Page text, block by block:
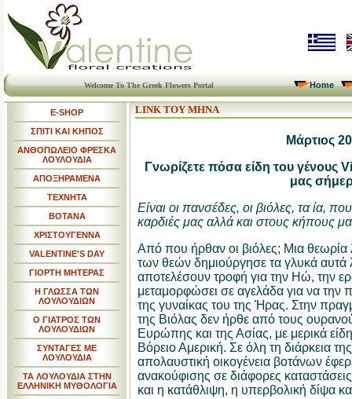
Welcome To The Greek Flowers Portal Home
E-SHOP
ΣΠΙΤΙ ΚΑΙ ΚΗΠΟΣ
ΑΝΘΟΠΩΛΕΙΟ ΦΡΕΣΚΑ
ΛΟΥΛΟΥΔΙΑ
ΑΠΟΞΗΡΑΜΕΝΑ
ΤΕΧΝΗΤΑ
ΒΟΤΑΝΑ
ΧΡΙΣΤΟΥΓΕΝΝΑ
VALENTINE'S DAY
ΓΙΟΡΤΗ ΜΗΤΕΡΑΣ
Η ΓΛΩΣΣΑ ΤΩΝ
ΛΟΥΛΟΥΔΙΩΝ
Ο ΓΙΑΤΡΟΣ ΤΩΝ
ΛΟΥΛΟΥΔΙΩΝ
ΣΥΝΤΑΓΕΣ ΜΕ
ΛΟΥΛΟΥΔΙΑ
ΤΑ ΛΟΥΛΟΥΔΙΑ ΣΤΗΝ
ΕΛΛΗΝΙΚΗ ΜΥΘΟΛΟΓΙΑ
LINK ΤΟΥ ΜΗΝΑ
Μάρτιος
Γνωρίζετε πόσα είδη του γένους
μας
Είναι οι πανσέδες, οι βιόλες, τα ία,
καρδιές μας αλλά και στους κήπους
Από που ήρθαν οι βιόλες; Μια θεωρία
των θεών δημιούργησε τα γλυκά αυτά
αποτελέσουν τροφή για την Ηώ, την
μεταμορφώσει σε αγελάδα για να την
της γυναίκας του της Ήρας. Στην
της Βιόλας δεν ήρθε από τους
Ευρώπης και της Ασίας, με μερικά
Βόρειο Αμερική. Σε όλη τη διάρκεια
απολαυστική οικογένεια βοτάνων
ανακούφισης σε διάφορες
και η κατάθλιψη, η υπερβολική δίψα